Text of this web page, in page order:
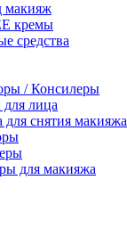
макияж
кремы
средства
/ Консилеры
лица
для снятия макияжа
для макияжа